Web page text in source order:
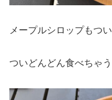
メープルシロップもつ
ついどんどん食べちゃ